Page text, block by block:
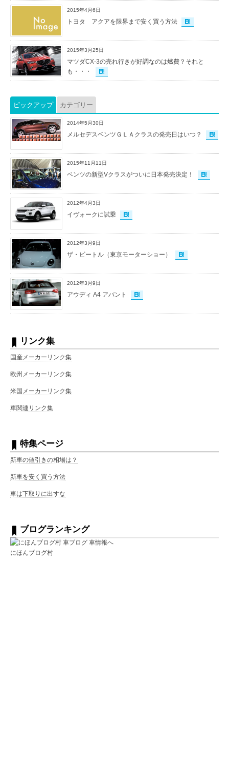
2015年4月6日
トヨタ アクアを限界まで安く買う方法
2015年3月25日
マツダCX-3の売れ行きが好調なのは燃費？それと
も・・・
ピックアップ カテゴリー
2014年5月30日
メルセデスベンツＧＬＡクラスの発売日はいつ？
2015年11月11日
ベンツの新型Vクラスがついに日本発売決定！
2012年4月3日
イヴォークに試乗
2012年3月9日
ザ・ビートル（東京モーターショー）
2012年3月9日
アウディ A4 アバント
リンク集
国産メーカーリンク集
欧州メーカーリンク集
米国メーカーリンク集
車関連リンク集
特集ページ
新車の値引きの相場は？
新車を安く買う方法
車は下取りに出すな
ブログランキング
にほんブログ村